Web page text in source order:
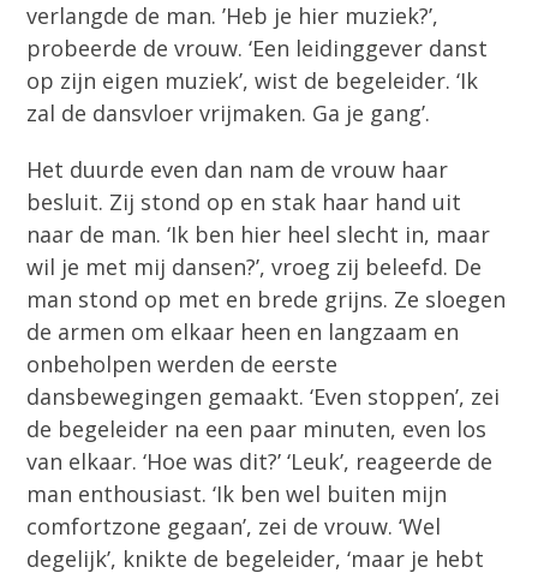
verlangde de man. ’Heb je hier muziek?’,
probeerde de vrouw. ‘Een leidinggever danst
op zijn eigen muziek’, wist de begeleider. ‘Ik
zal de dansvloer vrijmaken. Ga je gang’.
Het duurde even dan nam de vrouw haar
besluit. Zij stond op en stak haar hand uit
naar de man. ‘Ik ben hier heel slecht in, maar
wil je met mij dansen?’, vroeg zij beleefd. De
man stond op met en brede grijns. Ze sloegen
de armen om elkaar heen en langzaam en
onbeholpen werden de eerste
dansbewegingen gemaakt. ‘Even stoppen’, zei
de begeleider na een paar minuten, even los
van elkaar. ‘Hoe was dit?’ ‘Leuk’, reageerde de
man enthousiast. ‘Ik ben wel buiten mijn
comfortzone gegaan’, zei de vrouw. ‘Wel
degelijk’, knikte de begeleider, ‘maar je hebt